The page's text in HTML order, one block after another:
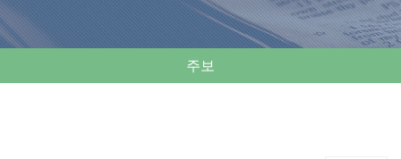
주보